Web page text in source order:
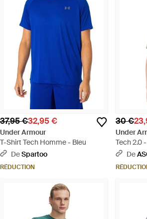
37,95 €32,95 €
Under Armour
T-Shirt Tech Homme - Bleu
DeSpartoo
RÉDUCTION
30 €
Under
Tech 2.0
De